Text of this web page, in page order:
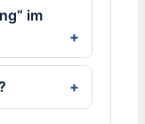
im